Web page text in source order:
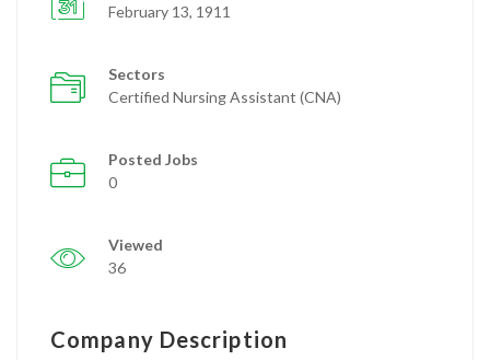
February 13, 1911
Sectors
Certified Nursing Assistant (CNA)
Posted Jobs
0
Viewed
36
Company Description